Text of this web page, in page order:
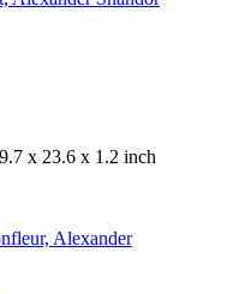
x 23.6 x 1.2 inch